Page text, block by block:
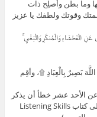
وما بطن وأصلِح ذات
وقوتك ولطفك يا عزيز
عَنِ الْفَحْشَاءِ وَالْمُنكَرِ وَالْبَغْيِ
بَصِيرٌ بِالْعِبَادِ ۩، وأقِم
عن الأحد عشر خطأ أن يذكر
Rehearsing، أي التمرين والتدرب، ويُمكِن العودة إلى كتاب Listening Skills